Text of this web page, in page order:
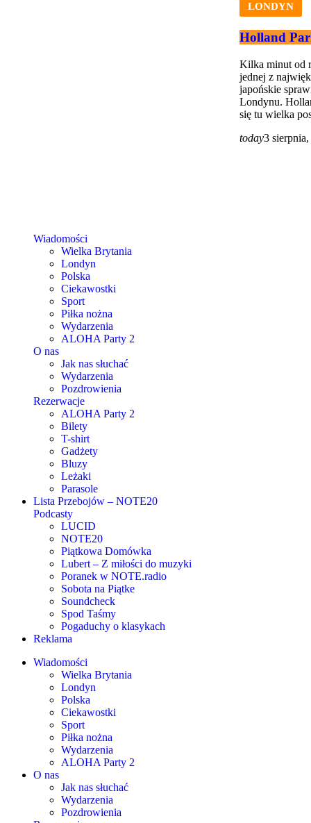
LONDYN
Holland
Kilka minut od
jednej z
japońskie
Londynu.
się tu wielka
today3
Wiadomości
Wielka Brytania
Londyn
Polska
Ciekawostki
Sport
Piłka nożna
Wydarzenia
ALOHA Party 2
O nas
Jak nas słuchać
Wydarzenia
Pozdrowienia
Rezerwacje
ALOHA Party 2
Bilety
T-shirt
Gadżety
Bluzy
Leżaki
Parasole
Lista Przebojów – NOTE20
Podcasty
LUCID
NOTE20
Piątkowa Domówka
Lubert – Z miłości do muzyki
Poranek w NOTE.radio
Sobota na Piątke
Soundcheck
Spod Taśmy
Pogaduchy o klasykach
Reklama
Wiadomości
Wielka Brytania
Londyn
Polska
Ciekawostki
Sport
Piłka nożna
Wydarzenia
ALOHA Party 2
O nas
Jak nas słuchać
Wydarzenia
Pozdrowienia